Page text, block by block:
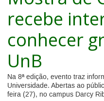
recebe
conhecer
UnB
Na 8ª edição, evento traz
Universidade. Abertas ao
feira (27), no campus Darcy